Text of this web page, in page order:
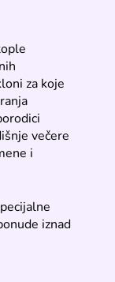
za koje
večere
i
iznad